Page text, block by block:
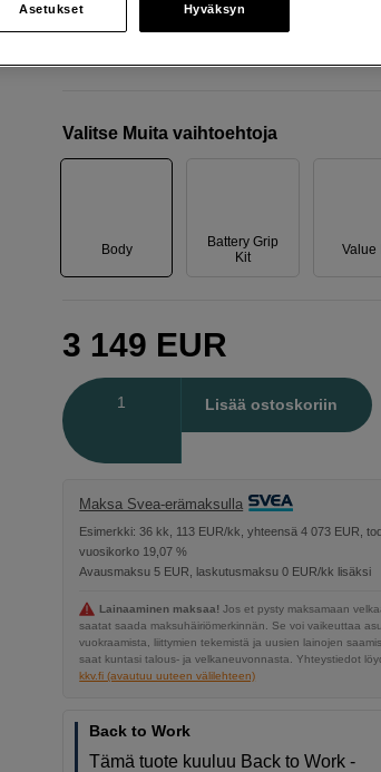
Erittäin nopea AI-
Valitse Muita vaihtoehtoja
Body
Battery Grip
Kit
Value
3 149 EUR
Lisää ostoskoriin
Maksa Svea-erämaksulla
Esimerkki: 36 kk, 113 EUR/kk, yhteensä 4 073 EUR,
vuosikorko 19,07 %
Avausmaksu 5 EUR, laskutusmaksu 0 EUR/kk lisäksi
Lainaaminen maksaa! Jos et pysty maksamaan
saatat saada maksuhäiriömerkinnän. Se voi vaikeuttaa
vuokraamista, liittymien tekemistä ja uusien lainojen
saat kuntasi talous- ja velkaneuvonnasta. Yhteystiedot
kkv.fi (avautuu uuteen välilehteen)
Back to Work
Tämä tuote kuuluu Back to Work -
Asetukset Hyväksyn